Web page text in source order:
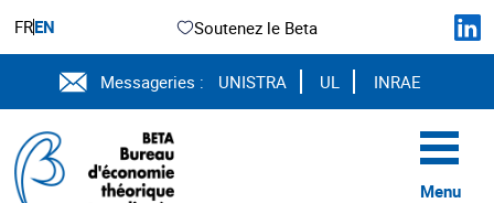
FREN Soutenez le Beta
Messageries : UNISTRA UL INRAE
Menu